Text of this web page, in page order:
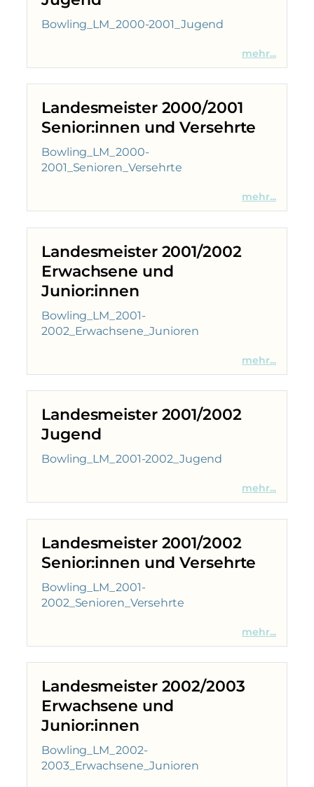
Bowling_LM_2000-2001_Jugend
mehr...
Landesmeister 2000/2001
Senior:innen und Versehrte
Bowling_LM_2000-
2001_Senioren_Versehrte
mehr...
Landesmeister 2001/2002
Erwachsene und
Junior:innen
Bowling_LM_2001-
2002_Erwachsene_Junioren
mehr...
Landesmeister 2001/2002
Jugend
Bowling_LM_2001-2002_Jugend
mehr...
Landesmeister 2001/2002
Senior:innen und Versehrte
Bowling_LM_2001-
2002_Senioren_Versehrte
mehr...
Landesmeister 2002/2003
Erwachsene und
Junior:innen
Bowling_LM_2002-
2003_Erwachsene_Junioren